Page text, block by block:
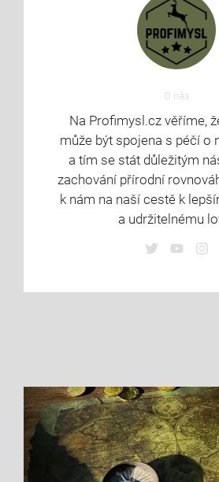
O nás
Na Profimysl.cz věříme,
může být spojena s péčí o
a tím se stát důležitým
zachování přírodní
k nám na naší cestě k
a udržitelnému